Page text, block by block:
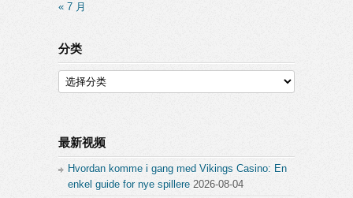
« 7 月
分类
分
类
最新视频
Hvordan komme i gang med Vikings Casino: En
enkel guide for nye spillere 2026-08-04